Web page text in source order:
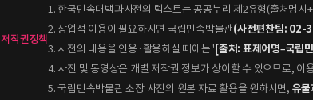
저작권정책
1. 한국민속대백과사전의 텍스트는 공공누리 제2유형(출처명시
2. 상업적 이용이 필요하시면 국립민속박물관(사전편찬팀:
3. 사전의 내용을 인용·활용하실 때에는 ' [출처: 표제어명–국립
4. 사진 및 동영상은 개별 저작권 정보가 상이할 수 있으므로, 이
5. 국립민속박물관 소장 사진의 원본 자료 활용을 원하시면, 유